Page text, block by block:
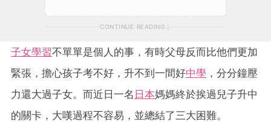
CONTINUE READING
子女學習不單單是個人的事，有時父母反而比他們更加
緊張，擔心孩子考不好，升不到一間好中學 ，分分鐘壓
力還大過子女。而近日一名 日本媽媽終於挨過兒子升中
的關卡，大嘆過程不容易，並總結了三大困難。